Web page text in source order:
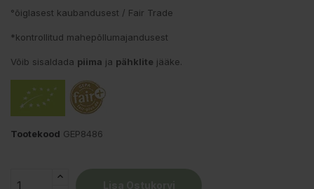
°õiglasest kaubandusest / Fair Trade
*kontrollitud mahepõllumajandusest
Võib sisaldada piima ja pähklite jääke.
Tootekood GEP8486